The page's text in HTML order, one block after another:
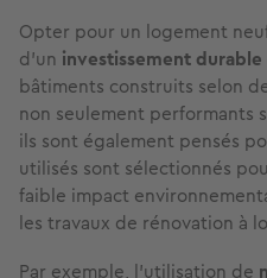
Opter pour un logement
d'un investissement
bâtiments construits selon
non seulement performants
ils sont également pensés
utilisés sont sélectionnés
faible impact
les travaux de rénovation à
Par exemple, l'utilisation de